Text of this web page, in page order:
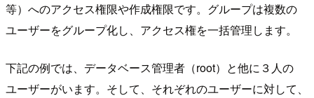
等）へのアクセス権限や作成権限です。グループは複数の
ユーザーをグループ化し、アクセス権を一括管理します。
下記の例では、データベース管理者（root）と他に３人の
ユーザーがいます。そして、それぞれのユーザーに対して、